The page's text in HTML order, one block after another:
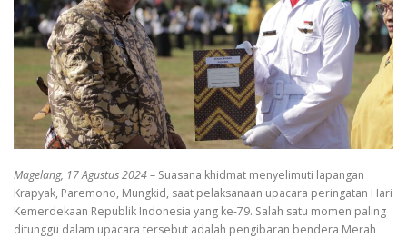
Magelang, 17 Agustus 2024– Suasana khidmat menyelimuti lapangan
Krapyak, Paremono, Mungkid, saat pelaksanaan upacara peringatan Hari
Kemerdekaan Republik Indonesia yang ke-79. Salah satu momen paling
ditunggu dalam upacara tersebut adalah pengibaran bendera Merah